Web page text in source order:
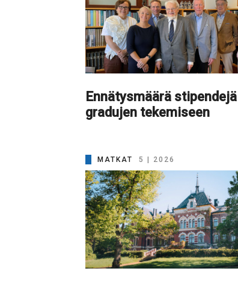
Ennätysmäärä
gradujen tekemiseen
MATKAT 5 | 2026